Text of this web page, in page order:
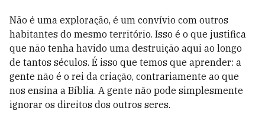
Não é uma exploração, é um convívio com outros
habitantes do mesmo território. Isso é o que justifica
que não tenha havido uma destruição aqui ao longo
de tantos séculos. É isso que temos que aprender: a
gente não é o rei da criação, contrariamente ao que
nos ensina a Bíblia. A gente não pode simplesmente
ignorar os direitos dos outros seres.